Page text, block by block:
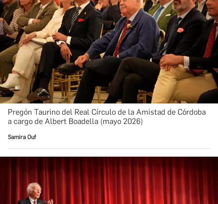
Pregón Taurino del Real Círculo de la Amistad de Córdoba
a cargo de Albert Boadella (mayo 2026)
Samira Ouf